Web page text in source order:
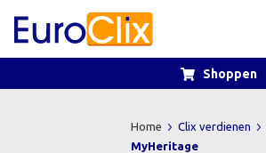
Shoppen
Home Clix verdienen
MyHeritage